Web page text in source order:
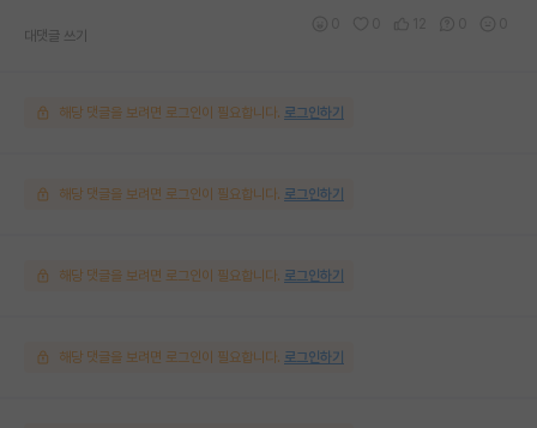
대댓글 쓰기
해당 댓글을 보려면 로그인이 필요합니다. 로그인하기
해당 댓글을 보려면 로그인이 필요합니다. 로그인하기
해당 댓글을 보려면 로그인이 필요합니다. 로그인하기
해당 댓글을 보려면 로그인이 필요합니다. 로그인하기